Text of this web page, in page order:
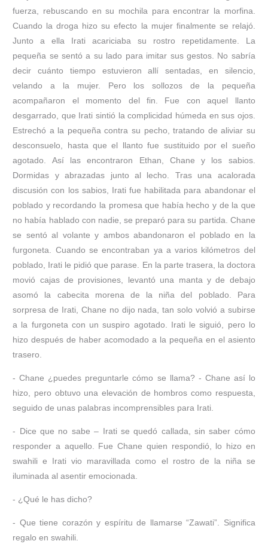
fuerza, rebuscando en su mochila para encontrar la morfina.
Cuando la droga hizo su efecto la mujer finalmente se relajó.
Junto a ella Irati acariciaba su rostro repetidamente. La
pequeña se sentó a su lado para imitar sus gestos. No sabría
decir cuánto tiempo estuvieron allí sentadas, en silencio,
velando a la mujer. Pero los sollozos de la pequeña
acompañaron el momento del fin. Fue con aquel llanto
desgarrado, que Irati sintió la complicidad húmeda en sus ojos.
Estrechó a la pequeña contra su pecho, tratando de aliviar su
desconsuelo, hasta que el llanto fue sustituido por el sueño
agotado. Así las encontraron Ethan, Chane y los sabios.
Dormidas y abrazadas junto al lecho. Tras una acalorada
discusión con los sabios, Irati fue habilitada para abandonar el
poblado y recordando la promesa que había hecho y de la que
no había hablado con nadie, se preparó para su partida. Chane
se sentó al volante y ambos abandonaron el poblado en la
furgoneta. Cuando se encontraban ya a varios kilómetros del
poblado, Irati le pidió que parase. En la parte trasera, la doctora
movió cajas de provisiones, levantó una manta y de debajo
asomó la cabecita morena de la niña del poblado. Para
sorpresa de Irati, Chane no dijo nada, tan solo volvió a subirse
a la furgoneta con un suspiro agotado. Irati le siguió, pero lo
hizo después de haber acomodado a la pequeña en el asiento
trasero.
- Chane ¿puedes preguntarle cómo se llama? - Chane así lo
hizo, pero obtuvo una elevación de hombros como respuesta,
seguido de unas palabras incomprensibles para Irati.
- Dice que no sabe – Irati se quedó callada, sin saber cómo
responder a aquello. Fue Chane quien respondió, lo hizo en
swahili e Irati vio maravillada como el rostro de la niña se
iluminada al asentir emocionada.
- ¿Qué le has dicho?
- Que tiene corazón y espíritu de llamarse “Zawati”. Significa
regalo en swahili.